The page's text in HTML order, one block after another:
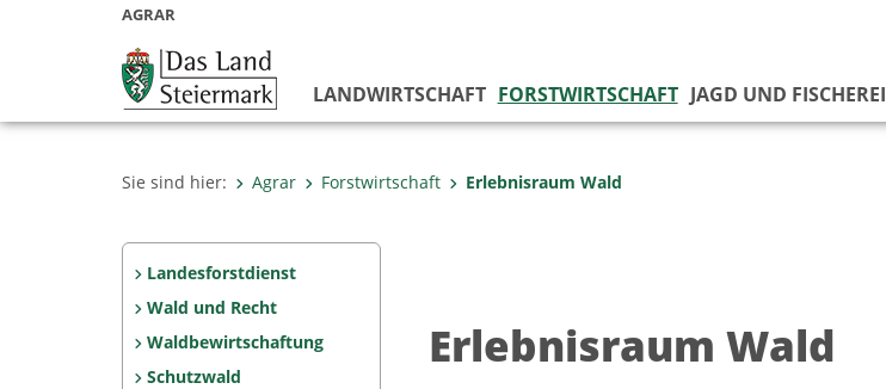
AGRAR
LANDWIRTSCHAFT FORSTWIRTSCHAFT JAGD UND FISCHEREI
Sie sind hier: Agrar Forstwirtschaft Erlebnisraum Wald
Landesforstdienst
Wald und Recht
Waldbewirtschaftung
Schutzwald
Erlebnisraum Wald